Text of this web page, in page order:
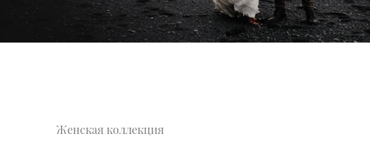
Женская коллекция